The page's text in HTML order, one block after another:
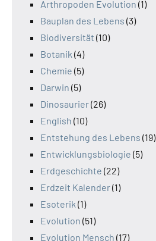
Arthropoden Evolution (1)
Bauplan des Lebens (3)
Biodiversität (10)
Botanik (4)
Chemie (5)
Darwin (5)
Dinosaurier(26)
English (10)
Entstehung des Lebens (19)
Entwicklungsbiologie (5)
Erdgeschichte (22)
Erdzeit Kalender(1)
Esoterik (1)
Evolution (51)
Evolution Mensch (17)